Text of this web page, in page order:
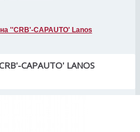
''CRB'-CAPAUTO' Lanos
CAPAUTO' LANOS